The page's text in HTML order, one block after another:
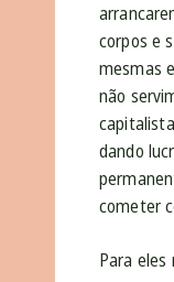
corpos e
mesmas
não
dando
cometer
Para